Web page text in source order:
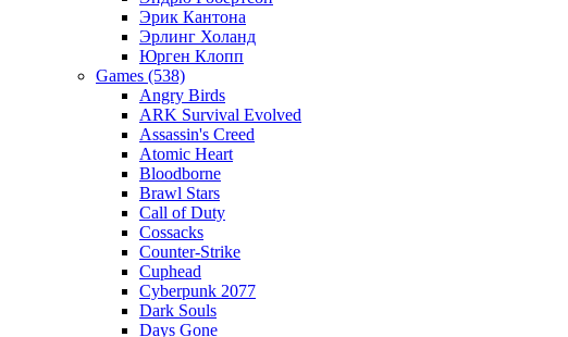
Эрик Кантона
Эрлинг Холанд
Юрген Клопп
Games (538)
Angry Birds
ARK Survival Evolved
Assassin's Creed
Atomic Heart
Bloodborne
Brawl Stars
Call of Duty
Cossacks
Counter-Strike
Cuphead
Cyberpunk 2077
Dark Souls
Days Gone